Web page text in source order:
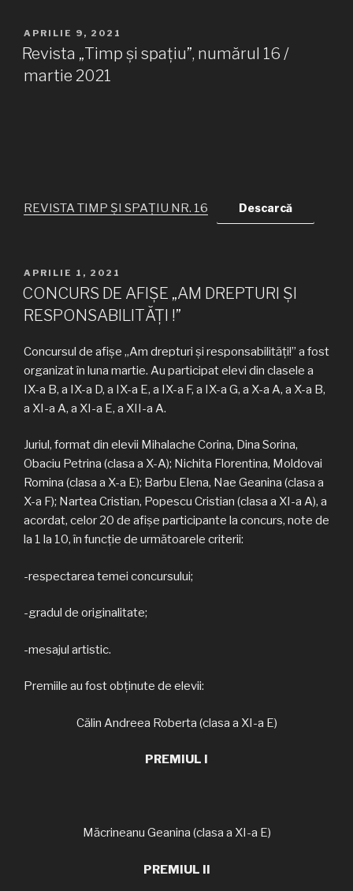
PUBLICAT
PE
APRILIE 9, 2021
Revista „Timp și spațiu”, numărul 16 /
martie 2021
REVISTA TIMP ȘI SPAȚIU NR. 16 Descarcă
PUBLICAT
PE
APRILIE 1, 2021
CONCURS DE AFIŞE „AM DREPTURI ȘI
RESPONSABILITĂȚI !”
Concursul de afișe „Am drepturi și responsabilități!” a fost
organizat în luna martie. Au participat elevi din clasele a
IX-a B, a IX-a D, a IX-a E, a IX-a F, a IX-a G, a X-a A, a X-a B,
a XI-a A, a XI-a E, a XII-a A.
Juriul, format din elevii Mihalache Corina, Dina Sorina,
Obaciu Petrina (clasa a X-A); Nichita Florentina, Moldovai
Romina (clasa a X-a E); Barbu Elena, Nae Geanina (clasa a
X-a F); Nartea Cristian, Popescu Cristian (clasa a XI-a A), a
acordat, celor 20 de afișe participante la concurs, note de
la 1 la 10, în funcţie de următoarele criterii:
-respectarea temei concursului;
-gradul de originalitate;
-mesajul artistic.
Premiile au fost obținute de elevii:
Călin Andreea Roberta (clasa a XI-a E)
PREMIUL I
Măcrineanu Geanina (clasa a XI-a E)
PREMIUL II